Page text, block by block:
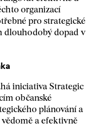
organizací
pro strategické
dlouhodobý dopad v
iniciativa Strategic
občanské
plánování a
a efektivně